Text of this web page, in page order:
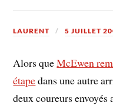
LAURENT 5 JUILLET
Alors queMcEwen
étapedans une autre
deux coureurs envoyés